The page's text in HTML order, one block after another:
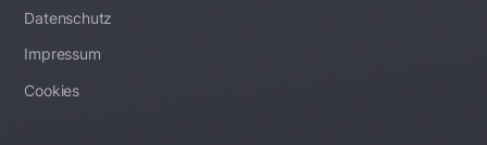
Datenschutz
Impressum
Cookies